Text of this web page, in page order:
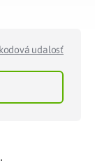
udalosť